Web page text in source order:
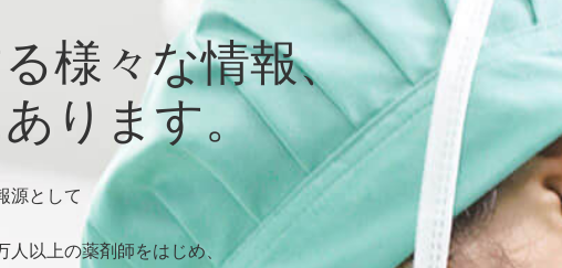
様々な情報、
ります。
源として
以上の薬剤師をはじめ、